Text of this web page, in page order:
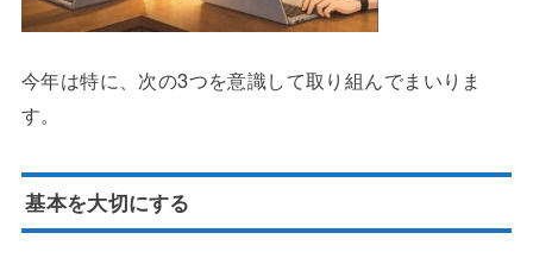
今年は特に、次の3つを意識して取り組んでまいりま
す。
基本を大切にする